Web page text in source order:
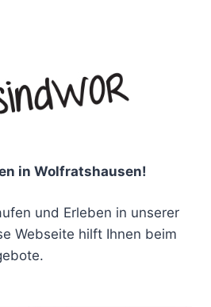
in Wolfratshausen!
und Erleben in unserer
Webseite hilft Ihnen beim